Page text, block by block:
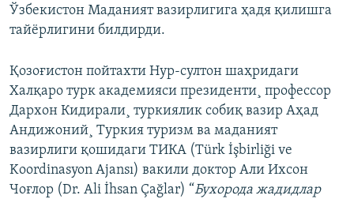
Ўзбекистон Маданият вазирлигига ҳадя қилишга
тайëрлигини билдирди.
Қозоғистон пойтахти Нур-султон шаҳридаги
Халқаро турк академияси президенти¸ профессор
Дархон Кидирали¸ туркиялик собиқ вазир Аҳад
Андижоний¸ Туркия туризм ва маданият
вазирлиги қошидаги ТИКА (Türk İşbirliği ve
Koordinasyon Ajansı) вакили доктор Али Ихсон
Чоғлор (Dr. Ali İhsan Çağlar) “Бухорода жадидлар